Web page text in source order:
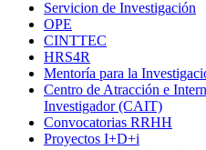
Servicion de Investigación
OPE
CINTTEC
HRS4R
Mentoría para la
Centro de Atracción e
Investigador (CAIT)
Convocatorias RRHH
Proyectos I+D+i